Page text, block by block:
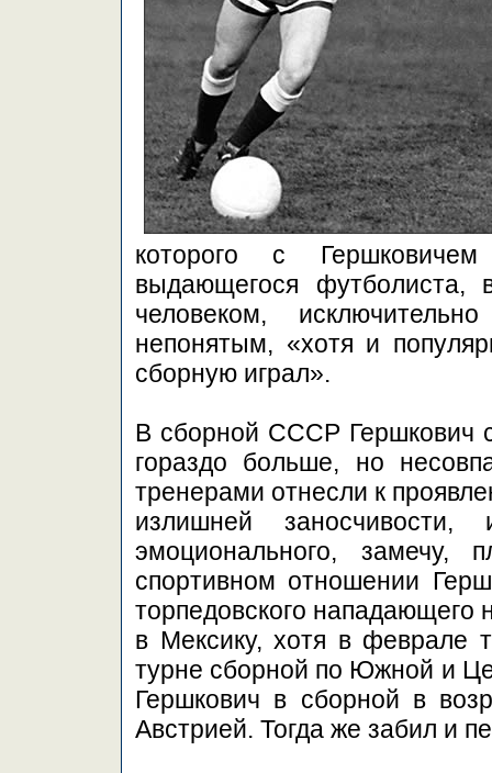
которого с
выдающегося футболиста,
человеком,
непонятым, «хотя и
сборную играл».
В сборной СССР Гершкович
гораздо больше, но
тренерами отнесли к
излишней
эмоционального, замечу,
спортивном отношении
торпедовского нападающего
в Мексику, хотя в феврале
турне сборной по Южной и
Гершкович в сборной в
Австрией. Тогда же забил и